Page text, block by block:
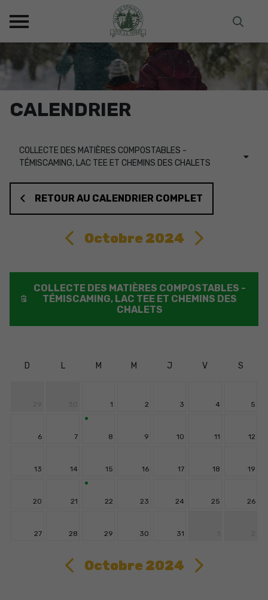
CALENDRIER
COLLECTE DES MATIÈRES COMPOSTABLES -
TÉMISCAMING, LAC TEE ET CHEMINS DES CHALETS
RETOUR AU CALENDRIER COMPLET
Octobre 2024
COLLECTE DES MATIÈRES COMPOSTABLES -
TÉMISCAMING, LAC TEE ET CHEMINS DES
CHALETS
D L M M J V S
1 2 3 4 5
6 7 8 9 10 11 12
13 14 15 16 17 18 19
20 21 22 23 24 25 26
27 28 29 30 31
Octobre 2024